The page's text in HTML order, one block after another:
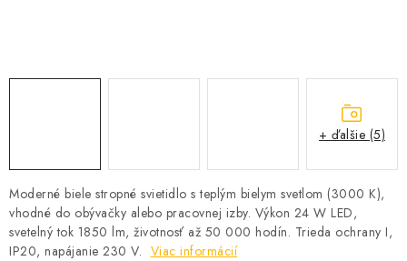
Reklamácie a formulár na odstúpenie od zmluvy
Obchodné podmienky
Podmienky ochrany osobných údajov
O nás - MEGALED & JANTON Zákamenné
Moderné biele stropné svietidlo s teplým bielym svetlom (3000 K),
vhodné do obývačky alebo pracovnej izby. Výkon 24 W LED,
svetelný tok 1850 lm, životnosť až 50 000 hodín. Trieda ochrany I,
IP20, napájanie 230 V. Viac informácií
+ ďalšie (5)